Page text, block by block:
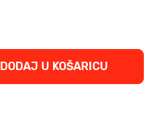
DODAJ U KOŠARICU